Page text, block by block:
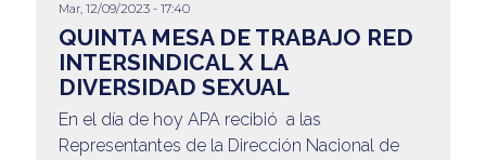
Mar, 12/09/2023 - 17:40
QUINTA MESA DE TRABAJO RED
INTERSINDICAL X LA
DIVERSIDAD SEXUAL
En el día de hoy APA recibió a las
Representantes de la Dirección Nacional de